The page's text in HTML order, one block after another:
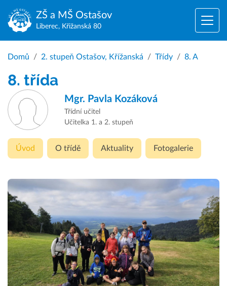
ZŠ a MŠ Ostašov
Liberec, Křižanská 80
Domů 2. stupeň Ostašov, Křížanská Třídy 8. A
8. třída
Mgr. Pavla Kozáková
Třídní učitel
Učitelka 1. a 2. stupeň
Úvod O třídě Aktuality Fotogalerie